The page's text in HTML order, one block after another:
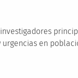
en